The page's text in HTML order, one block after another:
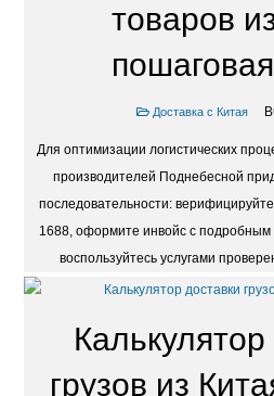
товаров
Доставка с Китая
Для оптимизации логистических
производителей Поднебесной
последовательности:
1688, оформите инвойс с
воспользуйтесь услугами
Калькулятор
грузов из